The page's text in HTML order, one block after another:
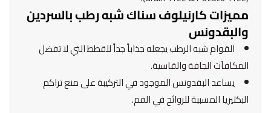
مميزات كارنيلوف سناك شبه رطب بالسردين
والبقدونس
القوام شبه الرطب يجعله جذاباً جداً للقطط التي لا تفضل
المكافآت الجافة والقاسية.
يساعد البقدونس الموجود في التركيبة على منع تراكم
البكتيريا المسببة للروائح في الفم.